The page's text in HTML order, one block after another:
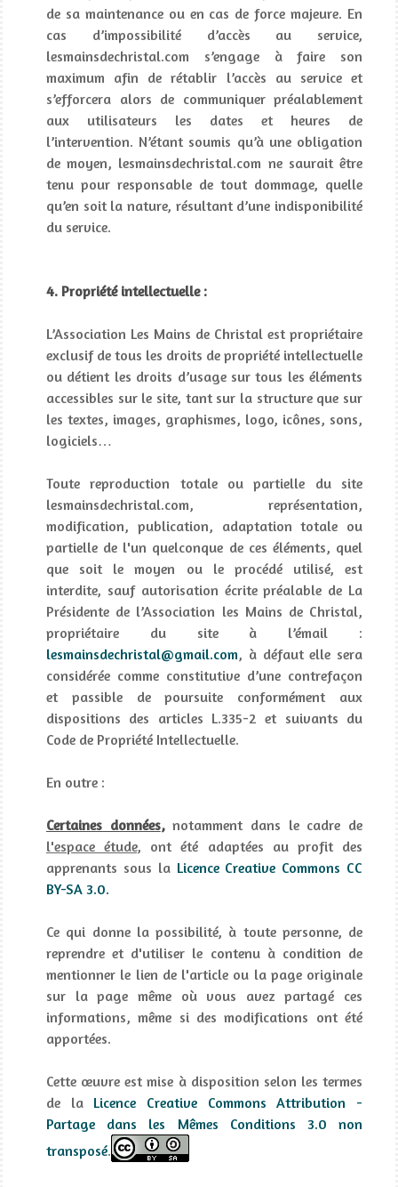
de sa maintenance ou en cas de force majeure. En
cas d’impossibilité d’accès au service,
lesmainsdechristal.com s’engage à faire son
maximum afin de rétablir l’accès au service et
s’efforcera alors de communiquer préalablement
aux utilisateurs les dates et heures de
l’intervention. N’étant soumis qu’à une obligation
de moyen, lesmainsdechristal.com ne saurait être
tenu pour responsable de tout dommage, quelle
qu’en soit la nature, résultant d’une indisponibilité
du service.
4. Propriété intellectuelle :
L’Association Les Mains de Christal est propriétaire
exclusif de tous les droits de propriété intellectuelle
ou détient les droits d’usage sur tous les éléments
accessibles sur le site, tant sur la structure que sur
les textes, images, graphismes, logo, icônes, sons,
logiciels…
Toute reproduction totale ou partielle du site
lesmainsdechristal.com, représentation,
modification, publication, adaptation totale ou
partielle de l'un quelconque de ces éléments, quel
que soit le moyen ou le procédé utilisé, est
interdite, sauf autorisation écrite préalable de La
Présidente de l’Association les Mains de Christal,
propriétaire du site à l’émail :
lesmainsdechristal@gmail.com, à défaut elle sera
considérée comme constitutive d’une contrefaçon
et passible de poursuite conformément aux
dispositions des articles L.335-2 et suivants du
Code de Propriété Intellectuelle.
En outre :
Certaines données,notamment dans le cadre de
l'espace étude, ont été adaptées au profit des
apprenants sous la Licence Creative Commons CC
BY-SA 3.0.
Ce qui donne la possibilité, à toute personne, de
reprendre et d'utiliser le contenu à condition de
mentionner le lien de l'article ou la page originale
sur la page même où vous avez partagé ces
informations, même si des modifications ont été
apportées.
Cette œuvre est mise à disposition selon les termes
de la Licence Creative Commons Attribution -
Partage dans les Mêmes Conditions 3.0 non
transposé.